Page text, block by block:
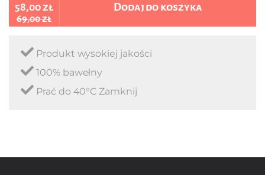
58,00 zł
69,00 zł
Dodaj do koszyka
Produkt wysokiej jakości
100% bawełny
Prać do 40°C Zamknij